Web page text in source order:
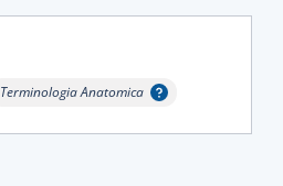
Terminologia Anatomica
Afficher l'infobulle